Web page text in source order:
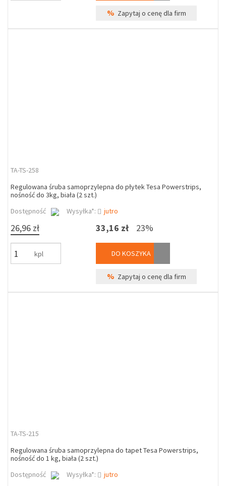
% Zapytaj o cenę dla firm
TA-TS-258
Regulowana śruba samoprzylepna do płytek Tesa Powerstrips,
nośność do 3kg, biała (2 szt.)
Dostępność
Wysyłka*: jutro
26,96 zł
kpl
33,16 zł 23%
DO KOSZYKA
% Zapytaj o cenę dla firm
TA-TS-215
Regulowana śruba samoprzylepna do tapet Tesa Powerstrips,
nośność do 1 kg, biała (2 szt.)
Dostępność
Wysyłka*: jutro